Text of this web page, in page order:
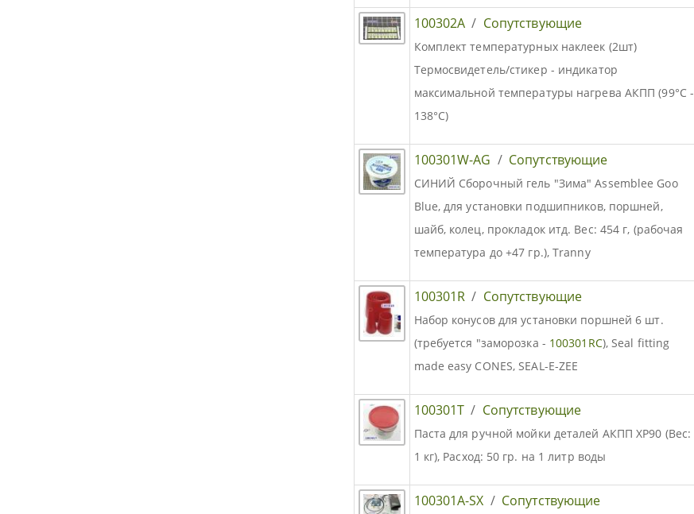
100302A / Сопутствующие
Комплект температурных наклеек (2шт)
Термосвидетель/стикер - индикатор
максимальной температуры нагрева АКПП (99°C -
138°C)
100301W-AG / Сопутствующие
СИНИЙ Сборочный гель "Зима" Assemblee Goo
Blue, для установки подшипников, поршней,
шайб, колец, прокладок итд. Вес: 454 г, (рабочая
температура до +47 гр.), Tranny
100301R / Сопутствующие
Набор конусов для установки поршней 6 шт.
(требуется "заморозка - 100301RC), Seal fitting
made easy CONES, SEAL-E-ZEE
100301T / Сопутствующие
Паста для ручной мойки деталей АКПП XP90 (Вес:
1 кг), Расход: 50 гр. на 1 литр воды
100301A-SX / Сопутствующие